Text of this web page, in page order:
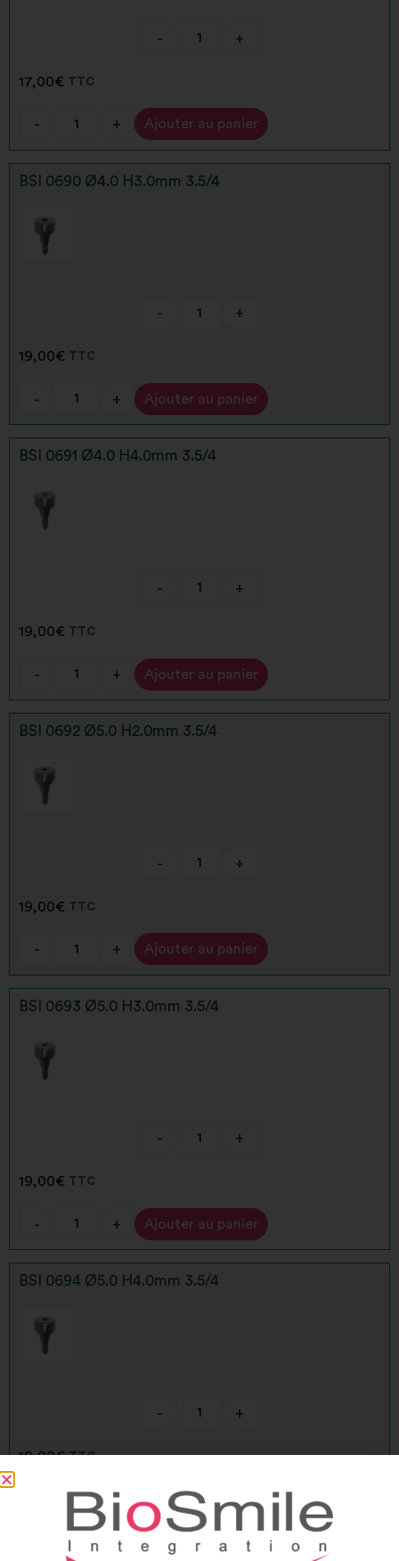
- +
17,00€ TTC
- + Ajouter au panier
Alternative:
BSI 0690 Ø4.0 H3.0mm 3.5/4
- +
19,00€ TTC
- + Ajouter au panier
Alternative:
BSI 0691 Ø4.0 H4.0mm 3.5/4
- +
19,00€ TTC
- + Ajouter au panier
Alternative:
BSI 0692 Ø5.0 H2.0mm 3.5/4
- +
19,00€ TTC
- + Ajouter au panier
Alternative:
BSI 0693 Ø5.0 H3.0mm 3.5/4
- +
19,00€ TTC
- + Ajouter au panier
Alternative:
BSI 0694 Ø5.0 H4.0mm 3.5/4
- +
19,00€ TTC
+ Ajouter au panier
Alternative:
BSI 0748 Anti-rotationnel 3.5/4